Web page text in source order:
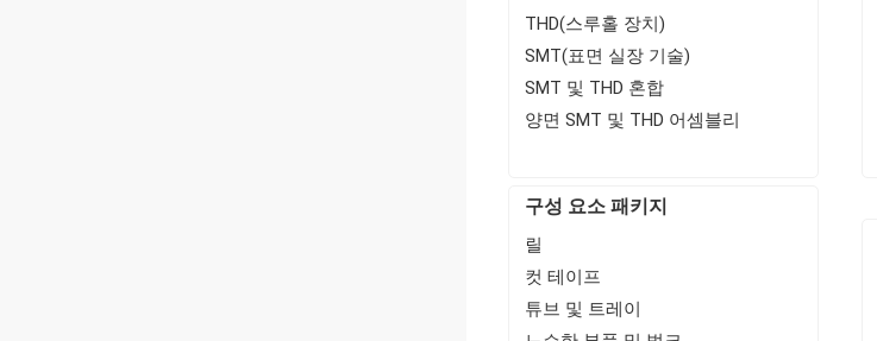
THD(스루홀 장치)
SMT(표면 실장 기술)
SMT 및 THD 혼합
양면 SMT 및 THD 어셈블리
구성 요소 패키지
릴
컷 테이프
튜브 및 트레이